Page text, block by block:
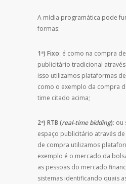
A mídia programática pode
formas:
1ª) Fixo: é como na compra
publicitário tradicional
isso utilizamos plataformas de
como o exemplo da compra
time citado acima;
2ª) RTB (real-time bidding): ou
espaço publicitário através
de compra utilizamos
exemplo é o mercado da
as pessoas do mercado
sistemas identificando quais